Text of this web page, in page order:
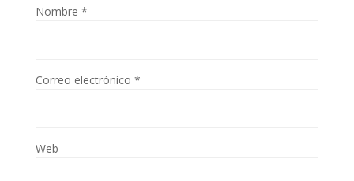
Nombre *
Correo electrónico *
Web